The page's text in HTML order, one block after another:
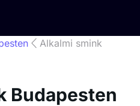
Alkalmi smink
Budapesten